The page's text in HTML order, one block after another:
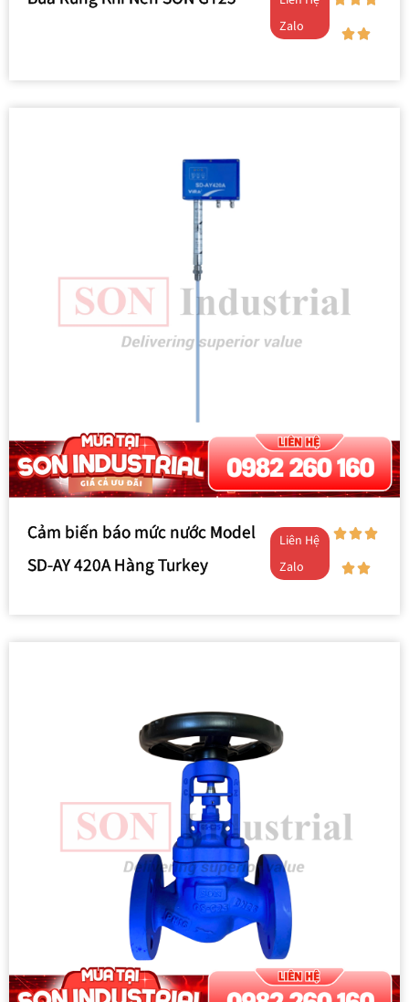
Zalo
Cảm biến báo mức nước Model
SD-AY 420A Hàng Turkey
Liên Hệ
Zalo